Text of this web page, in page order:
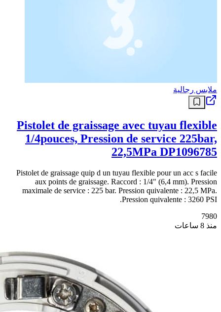
ملابس رجالية
Pistolet de graissage avec tuyau flexible
1/4pouces, Pression de service 225bar,
22,5MPa DP1096785
Pistolet de graissage quip d un tuyau flexible pour un acc s facile
aux points de graissage. Raccord : 1/4" (6,4 mm). Pression
maximale de service : 225 bar. Pression quivalente : 22,5 MPa.
Pression quivalente : 3260 PSI.
7980
منذ 8 ساعات